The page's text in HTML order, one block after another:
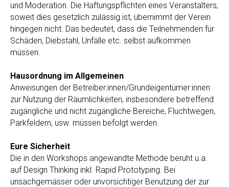
und Moderation. Die Haftungspflichten eines Veranstalters,
soweit dies gesetzlich zulässig ist, übernimmt der Verein
hingegen nicht. Das bedeutet, dass die Teilnehmenden für
Schäden, Diebstahl, Unfälle etc. selbst aufkommen
müssen.
Hausordnung im Allgemeinen
Anweisungen der Betreiber:innen/Grundeigentümer:innen
zur Nutzung der Räumlichkeiten, insbesondere betreffend
zugängliche und nicht zugängliche Bereiche, Fluchtwegen,
Parkfeldern, usw. müssen befolgt werden.
Eure Sicherheit
Die in den Workshops angewandte Methode beruht u.a.
auf Design Thinking inkl. Rapid Prototyping. Bei
unsachgemässer oder unvorsichtiger Benutzung der zur